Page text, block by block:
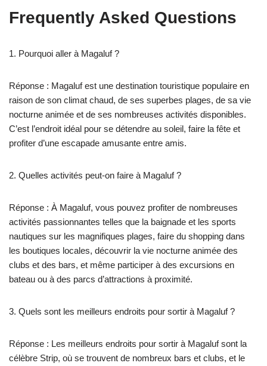
Frequently Asked Questions
1. Pourquoi aller à Magaluf ?
Réponse : Magaluf est une destination touristique populaire en
raison de son climat chaud, de ses superbes plages, de sa vie
nocturne animée et de ses nombreuses activités disponibles.
C’est l’endroit idéal pour se détendre au soleil, faire la fête et
profiter d’une escapade amusante entre amis.
2. Quelles activités peut-on faire à Magaluf ?
Réponse : À Magaluf, vous pouvez profiter de nombreuses
activités passionnantes telles que la baignade et les sports
nautiques sur les magnifiques plages, faire du shopping dans
les boutiques locales, découvrir la vie nocturne animée des
clubs et des bars, et même participer à des excursions en
bateau ou à des parcs d’attractions à proximité.
3. Quels sont les meilleurs endroits pour sortir à Magaluf ?
Réponse : Les meilleurs endroits pour sortir à Magaluf sont la
célèbre Strip, où se trouvent de nombreux bars et clubs, et le